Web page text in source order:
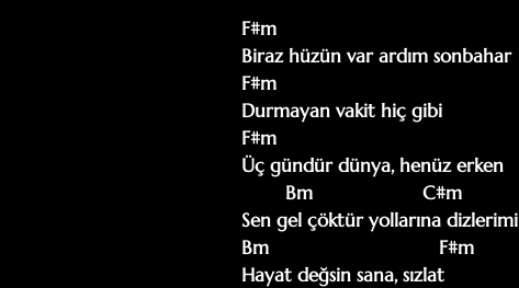
F#m
Biraz hüzün var ardım sonbahar
F#m
Durmayan vakit hiç gibi
F#m
Üç gündür dünya, henüz erken
Sen gel çöktür yollarına dizlerimi
Bm                               F#m
Hayat değsin sana, sızlat